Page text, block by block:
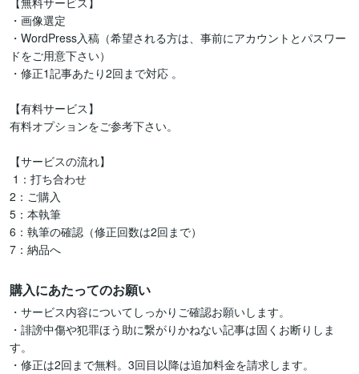
・画像選定
・WordPress入稿（希望される方は、事前にアカウントとパスワー
ドをご用意下さい）
・修正1記事あたり2回まで対応 。
【有料サービス】
有料オプションをご参考下さい。
【サービスの流れ】
2：ご購入
5：本執筆
6：執筆の確認（修正回数は2回まで）
7：納品へ
購入にあたってのお願い
・サービス内容についてしっかりご確認お願いします。
・誹謗中傷や犯罪ほう助に繋がりかねない記事は固くお断りしま
す。
・修正は2回まで無料。3回目以降は追加料金を請求します。